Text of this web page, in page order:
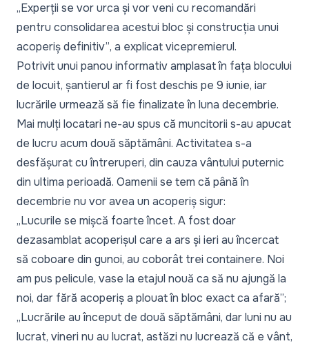
„Experții se vor urca și vor veni cu recomandări
pentru consolidarea acestui bloc și construcția unui
acoperiș definitiv”, a explicat vicepremierul.
Potrivit unui panou informativ amplasat în fața blocului
de locuit, șantierul ar fi fost deschis pe 9 iunie, iar
lucrările urmează să fie finalizate în luna decembrie.
Mai mulți locatari ne-au spus că muncitorii s-au apucat
de lucru acum două săptămâni. Activitatea s-a
desfășurat cu întreruperi, din cauza vântului puternic
din ultima perioadă. Oamenii se tem că până în
decembrie nu vor avea un acoperiș sigur:
„Lucurile se mișcă foarte încet. A fost doar
dezasamblat acoperișul care a ars și ieri au încercat
să coboare din gunoi, au coborât trei containere. Noi
am pus pelicule, vase la etajul nouă ca să nu ajungă la
noi, dar fără acoperiș a plouat în bloc exact ca afară”;
„Lucrările au început de două săptămâni, dar luni nu au
lucrat, vineri nu au lucrat, astăzi nu lucrează că e vânt,